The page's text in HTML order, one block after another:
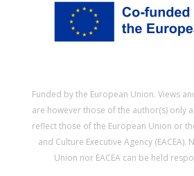
Funded by the European Union. Views
are however those of the author(s) only
reflect those of the European Union or
and Culture Executive Agency (EACEA).
Union nor EACEA can be held